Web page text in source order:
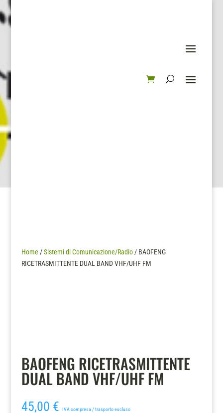
Home /Sistemi di Comunicazione/Radio/ BAOFENG
RICETRASMITTENTE DUAL BAND VHF/UHF FM
BAOFENG RICETRASMITTENTE
DUAL BAND VHF/UHF FM
45,00 € IVA compresa / trasporto escluso